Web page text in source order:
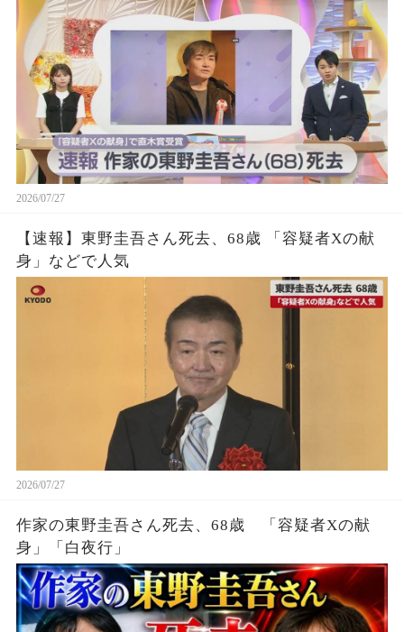
2026/07/27
【速報】東野圭吾さん死去、68歳 「容疑者Xの献
身」などで人気
2026/07/27
作家の東野圭吾さん死去、68歳 「容疑者Xの献
身」「白夜行」